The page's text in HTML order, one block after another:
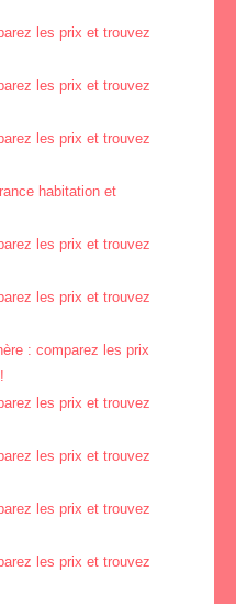
les prix et trouvez
les prix et trouvez
les prix et trouvez
habitation et
les prix et trouvez
les prix et trouvez
: comparez les prix
les prix et trouvez
les prix et trouvez
les prix et trouvez
les prix et trouvez